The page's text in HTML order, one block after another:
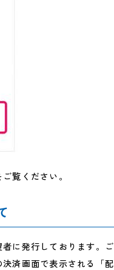
ご覧ください。
に発行しております。
済画面で表示される「